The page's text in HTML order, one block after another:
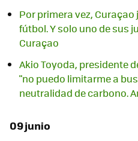
Por primera vez,
fútbol. Y solo uno de sus
Curaçao
Akio Toyoda, presidente
"no puedo limitarme a
neutralidad de carbono.
09 junio